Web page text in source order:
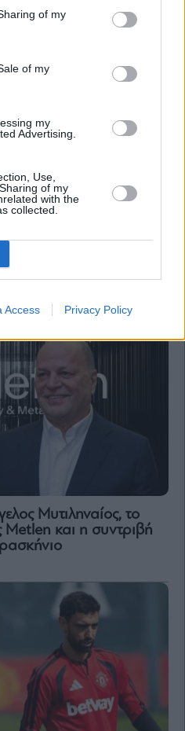
of my
of my
my
Advertising.
Use,
of my
with the
collected.
Access Privacy Policy
ποιοι δεν
ποια μετοχή μπορεί
Μυτιληναίος, το
Μetlen και η συντριβή